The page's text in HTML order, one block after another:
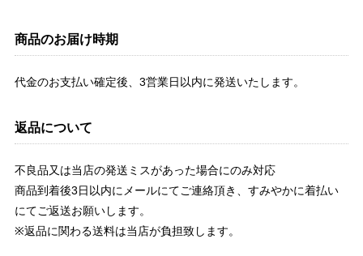
商品のお届け時期
代金のお支払い確定後、3営業日以内に発送いたします。
返品について
不良品又は当店の発送ミスがあった場合にのみ対応
商品到着後3日以内にメールにてご連絡頂き、すみやかに着払い
にてご返送お願いします。
※返品に関わる送料は当店が負担致します。